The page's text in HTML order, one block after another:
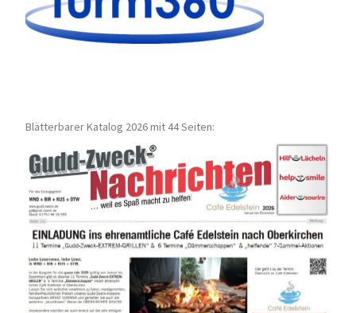
Blätterbarer Katalog 2026 mit 44 Seiten: